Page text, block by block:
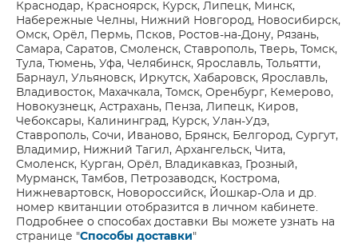
Краснодар, Красноярск, Курск, Липецк, Минск,
Набережные Челны, Нижний Новгород, Новосибирск,
Омск, Орёл, Пермь, Псков, Ростов-на-Дону, Рязань,
Самара, Саратов, Смоленск, Ставрополь, Тверь, Томск,
Тула, Тюмень, Уфа, Челябинск, Ярославль, Тольятти,
Барнаул, Ульяновск, Иркутск, Хабаровск, Ярославль,
Владивосток, Махачкала, Томск, Оренбург, Кемерово,
Новокузнецк, Астрахань, Пенза, Липецк, Киров,
Чебоксары, Калининград, Курск, Улан-Удэ,
Ставрополь, Сочи, Иваново, Брянск, Белгород, Сургут,
Владимир, Нижний Тагил, Архангельск, Чита,
Смоленск, Курган, Орёл, Владикавказ, Грозный,
Мурманск, Тамбов, Петрозаводск, Кострома,
Нижневартовск, Новороссийск, Йошкар-Ола и др.
номер квитанции отобразится в личном кабинете.
Подробнее о способах доставки Вы можете узнать на
странице "Способы доставки"